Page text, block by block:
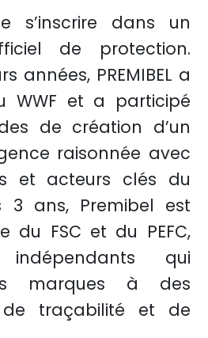
s’inscrire dans un
de protection.
années, PREMIBEL a
WWF et a participé
de création d’un
raisonnée avec
et acteurs clés du
3 ans, Premibel est
du FSC et du PEFC,
qui
marques à des
de traçabilité et de